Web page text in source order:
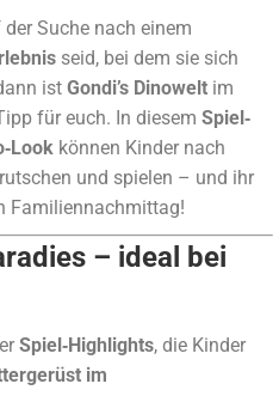
Suche nach einem
seid, bei dem sie sich
ist Gondi’s Dinowelt im
für euch. In diesem Spiel‑
können Kinder nach
und spielen – und ihr
Familiennachmittag!
– ideal bei
Spiel‑Highlights, die Kinder
im